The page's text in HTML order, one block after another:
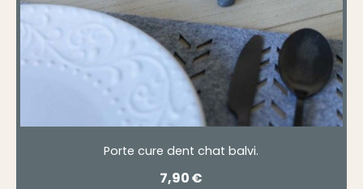
Porte cure dent chat balvi.
7,90€